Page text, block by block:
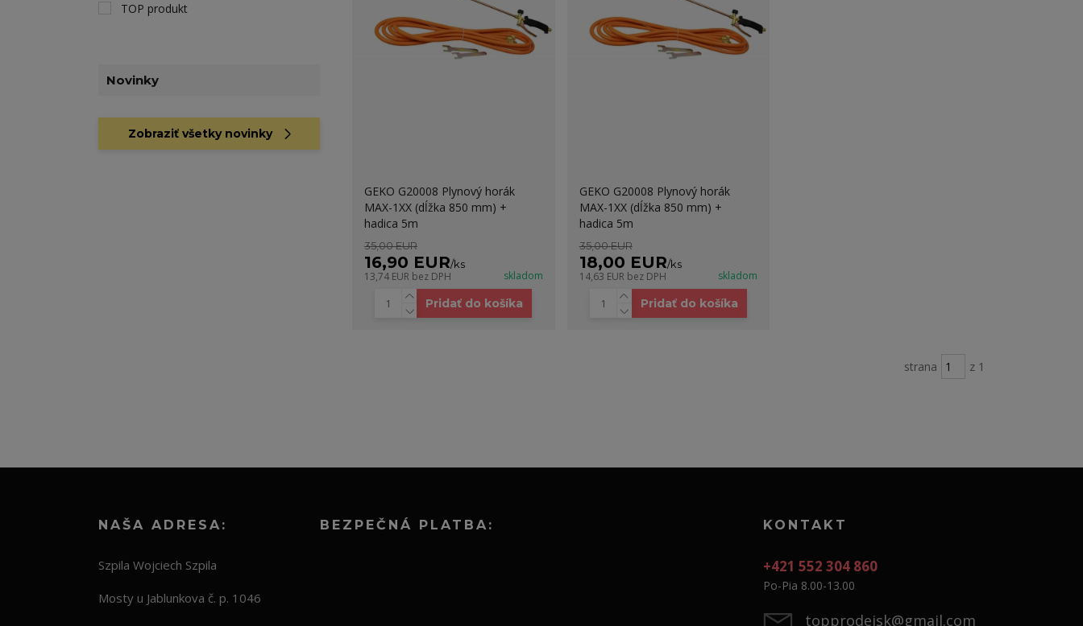
GEKO G20008 Plynový horák
MAX-1XX (dĺžka 850 mm) +
hadica 5m
35,00 EUR
16,90 EUR/ks
13,74 EUR bez DPH skladom
Pridať do košíka
GEKO G20008 Plynový horák
MAX-1XX (dĺžka 850 mm) +
hadica 5m
35,00 EUR
18,00 EUR/ks
14,63 EUR bez DPH skladom
Pridať do košíka
strana z 1
TOP produkt
Novinky
Zobraziť všetky novinky
NAŠA ADRESA:
Szpila Wojciech Szpila
Mosty u Jablunkova č. p. 1046
BEZPEČNÁ PLATBA: KONTAKT
+421 552 304 860
Po-Pia 8.00-13.00
topprodejsk@gmail.com